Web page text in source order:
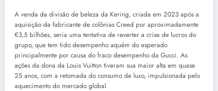
A venda da divisão de beleza da Kering, criada em 2023 após a
aquisição da fabricante de colônias Creed por aproximadamente
€3,5 bilhões, seria uma tentativa de reverter a crise de lucros do
grupo, que tem tido desempenho aquém do esperado
principalmente por causa do fraco desempenho da Gucci. As
ações da dona da Louis Vuitton tiveram sua maior alta em quase
25 anos, com a retomada do consumo de luxo, impulsionada pelo
aquecimento do mercado global.